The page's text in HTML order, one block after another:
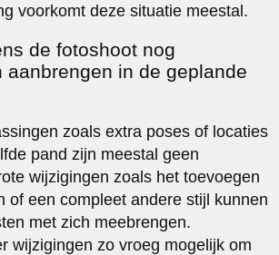
voorkomt deze situatie meestal.
de fotoshoot nog
aanbrengen in de geplande
zoals extra poses of locaties
pand zijn meestal geen
wijzigingen zoals het toevoegen
of een compleet andere stijl kunnen
met zich meebrengen.
wijzigingen zo vroeg mogelijk om